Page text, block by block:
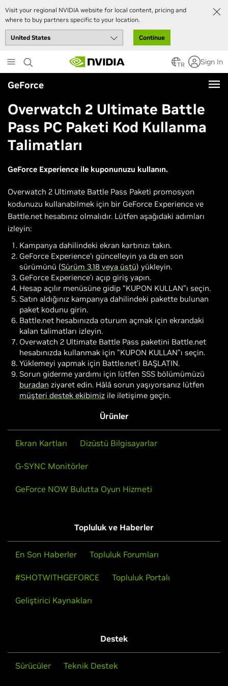
Visit your regional NVIDIA website for local content, pricing and
where to buy partners specific to your location.
Continue
to
main
content
TR Sign In
GeForce
Overwatch 2 Ultimate Battle
Pass PC Paketi Kod Kullanma
Talimatları
GeForce Experience ile kuponunuzu kullanın.
Overwatch 2 Ultimate Battle Pass Paketi promosyon
kodunuzu kullanabilmek için bir GeForce Experience ve
Battle.net hesabınız olmalıdır. Lütfen aşağıdaki adımları
izleyin:
Kampanya dahilindeki ekran kartınızı takın.
GeForce Experience’ı güncelleyin ya da en son
sürümünü (Sürüm 3.18 veya üstü) yükleyin.
GeForce Experience’ı açıp giriş yapın.
Hesap açılır menüsüne gidip “KUPON KULLAN”ı seçin.
Satın aldığınız kampanya dahilindeki pakette bulunan
paket kodunu girin.
Battle.net hesabınızda oturum açmak için ekrandaki
kalan talimatları izleyin.
Overwatch 2 Ultimate Battle Pass paketini Battle.net
hesabınızda kullanmak için "KUPON KULLAN"ı seçin.
Yüklemeyi yapmak için Battle.net’i BAŞLATIN.
Sorun giderme yardımı için lütfen SSS bölümümüzü
buradan ziyaret edin. Hâlâ sorun yaşıyorsanız lütfen
müşteri destek ekibimizile iletişime geçin.
Ürünler
Ekran Kartları Dizüstü Bilgisayarlar
G-SYNC Monitörler
GeForce NOW Bulutta Oyun Hizmeti
Topluluk ve Haberler
En Son Haberler Topluluk Forumları
#SHOTWITHGEFORCE Topluluk Portalı
Geliştirici Kaynakları
Destek
Sürücüler Teknik Destek